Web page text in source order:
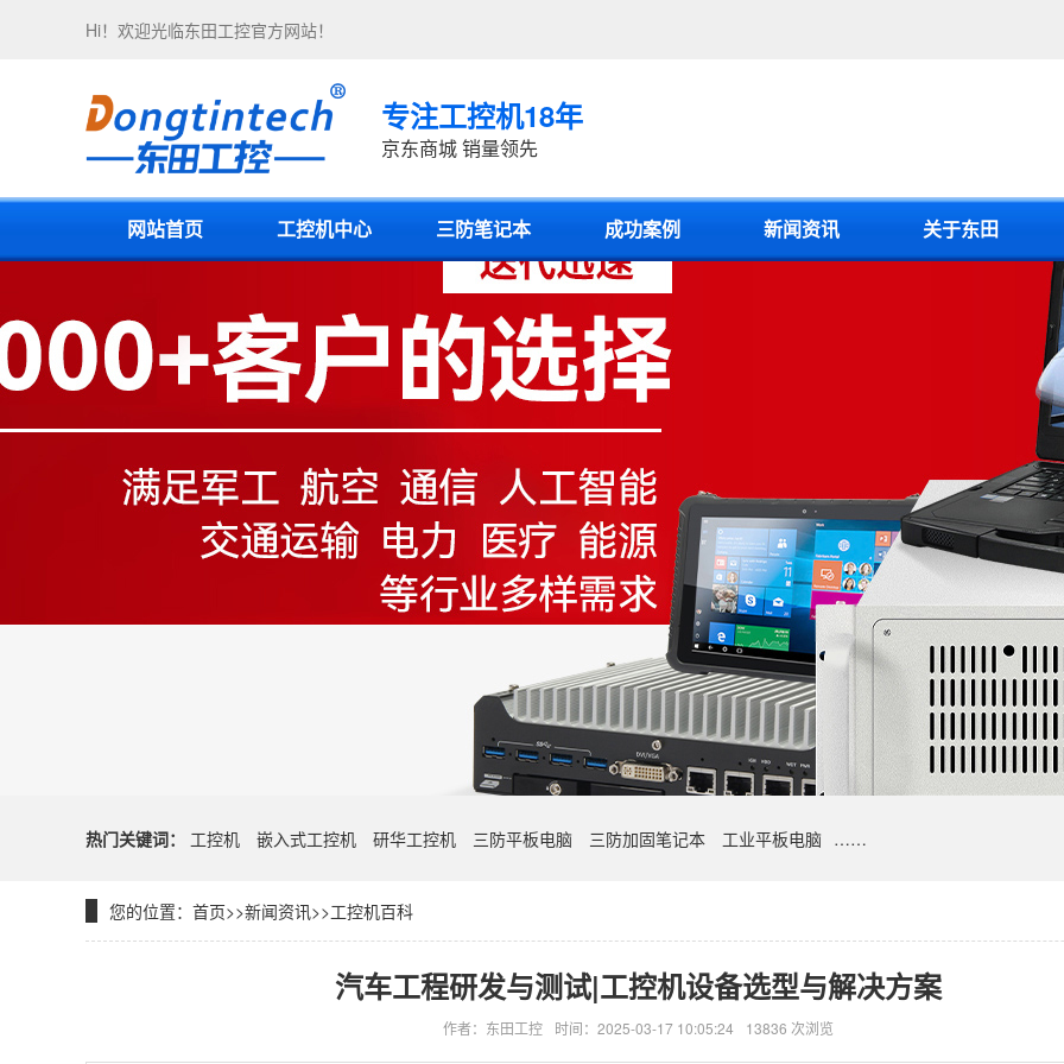
Hi！欢迎光临东田工控官方网站！
专注工控机18年
京东商城 销量领先
网站首页 工控机中心 三防笔记本 成功案例 新闻资讯 关于东田
热门关键词： 工控机 嵌入式工控机 研华工控机 三防平板电脑 三防加固笔记本 工业平板电脑 ……
您的位置： 首页>>新闻资讯>>工控机百科
汽车工程研发与测试|工控机设备选型与解决方案
作者：东田工控 时间：2025-03-17 10:05:24 13836 次浏览